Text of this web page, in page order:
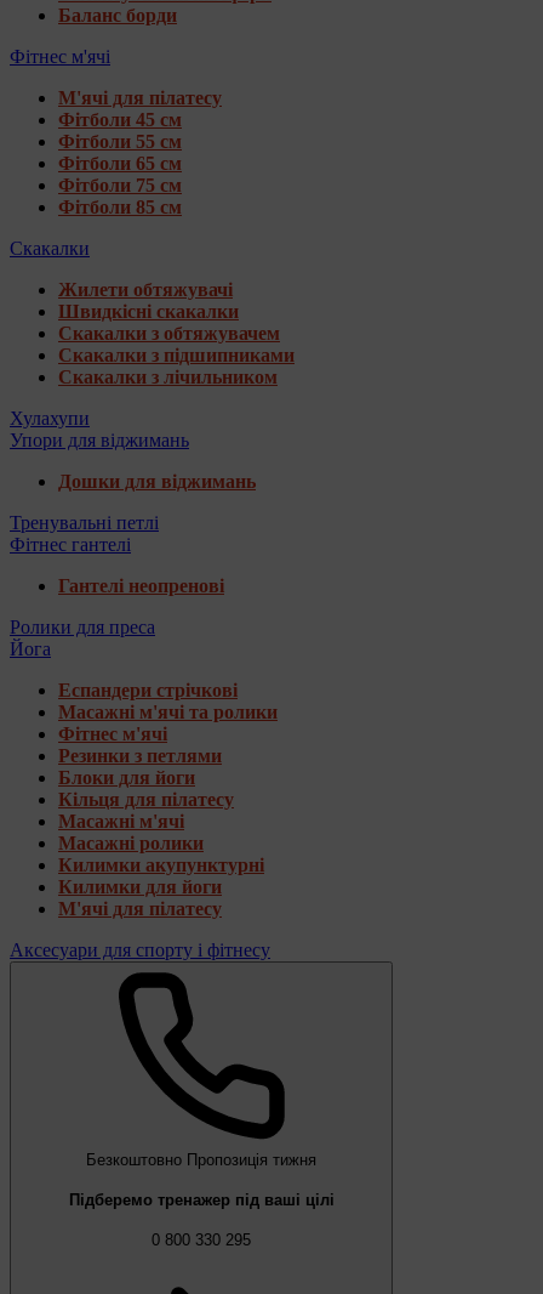
Баланс борди
Фітнес м'ячі
М'ячі для пілатесу
Фітболи 45 см
Фітболи 55 см
Фітболи 65 см
Фітболи 75 см
Фітболи 85 см
Скакалки
Жилети обтяжувачі
Швидкісні скакалки
Скакалки з обтяжувачем
Скакалки з підшипниками
Скакалки з лічильником
Хулахупи
Упори для віджимань
Дошки для віджимань
Тренувальні петлі
Фітнес гантелі
Гантелі неопренові
Ролики для преса
Йога
Еспандери стрічкові
Масажні м'ячі та ролики
Фітнес м'ячі
Резинки з петлями
Блоки для йоги
Кільця для пілатесу
Масажні м'ячі
Масажні ролики
Килимки акупунктурні
Килимки для йоги
М'ячі для пілатесу
Аксесуари для спорту і фітнесу
Безкоштовно Пропозиція тижня
Підберемо тренажер під ваші цілі
0 800 330 295